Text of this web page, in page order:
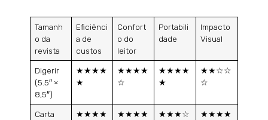
Tamanh
o da
revista
Eficiênci
a de
custos
Confort
o do
leitor
Portabili
dade
Impacto
Visual
Digerir
(5.5″ ×
8,5″)
★★★★
★
★★★★
☆
★★★★
★
★★☆☆
☆
Carta
★★★★
★★★★
★★★☆
★★★★